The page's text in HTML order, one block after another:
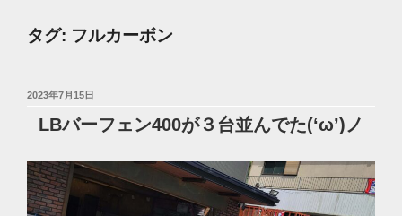
タグ: フルカーボン
投
2023年7月15日
LBバーフェン400が３台並んでた(‘ω’)ノ